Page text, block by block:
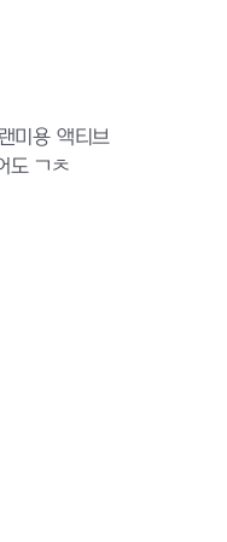
미용 액티브
도 ㄱㅊ